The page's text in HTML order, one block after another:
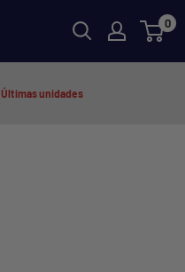
0
Últimas unidades